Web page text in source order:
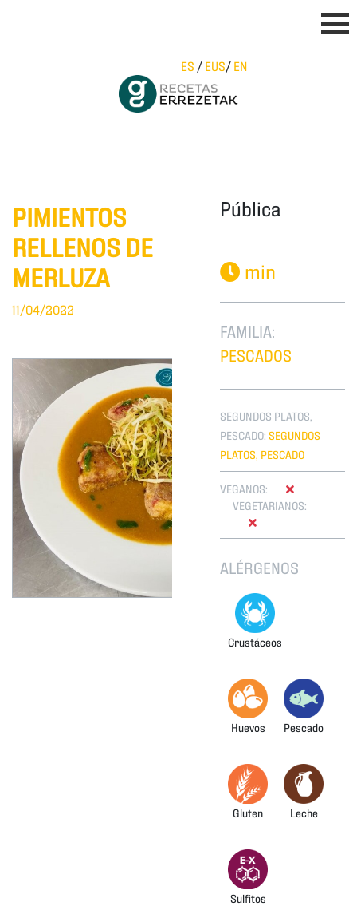
ES / EUS/ EN
PIMIENTOS
RELLENOS DE
MERLUZA
11/04/2022
Pública
min
FAMILIA:
PESCADOS
SEGUNDOS PLATOS,
PESCADO: SEGUNDOS
PLATOS, PESCADO
VEGANOS:
VEGETARIANOS:
ALÉRGENOS
Crustáceos
Huevos Pescado
Gluten Leche
Sulfitos